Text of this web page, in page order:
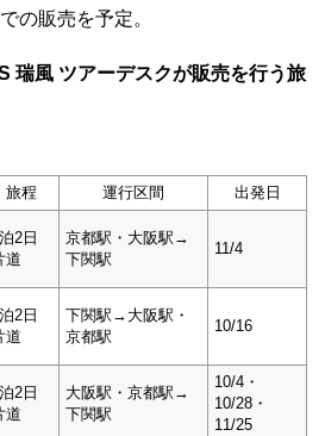
の販売を予定。
瑞風 ツアーデスクが販売を行う旅
旅程 運行区間
出発日
2日
道
京都駅・大阪駅→
下関駅
11/4
2日
道
下関駅→大阪駅・
京都駅
10/16
2日
道
大阪駅・京都駅→
下関駅
10/4・
10/28・
11/25